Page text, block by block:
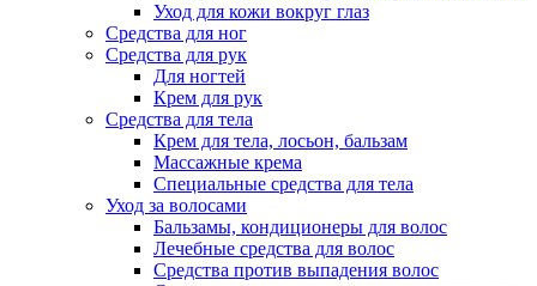
Уход для кожи вокруг глаз
Средства для ног
Средства для рук
Для ногтей
Крем для рук
Средства для тела
Крем для тела, лосьон, бальзам
Массажные крема
Специальные средства для тела
Уход за волосами
Бальзамы, кондиционеры для волос
Лечебные средства для волос
Средства против выпадения волос